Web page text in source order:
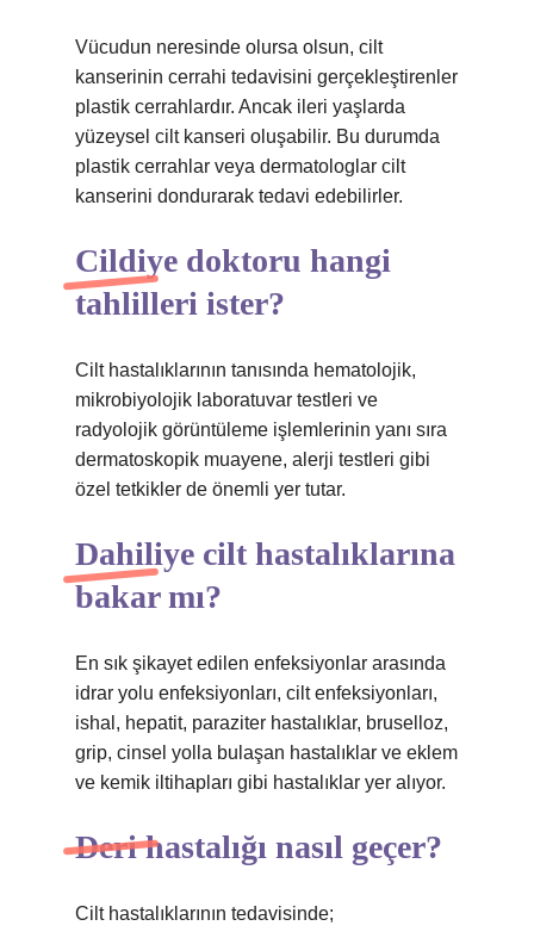
Vücudun neresinde olursa olsun, cilt
kanserinin cerrahi tedavisini gerçekleştirenler
plastik cerrahlardır. Ancak ileri yaşlarda
yüzeysel cilt kanseri oluşabilir. Bu durumda
plastik cerrahlar veya dermatologlar cilt
kanserini dondurarak tedavi edebilirler.
Cildiye doktoru hangi
tahlilleri ister?
Cilt hastalıklarının tanısında hematolojik,
mikrobiyolojik laboratuvar testleri ve
radyolojik görüntüleme işlemlerinin yanı sıra
dermatoskopik muayene, alerji testleri gibi
özel tetkikler de önemli yer tutar.
Dahiliye cilt hastalıklarına
bakar mı?
En sık şikayet edilen enfeksiyonlar arasında
idrar yolu enfeksiyonları, cilt enfeksiyonları,
ishal, hepatit, paraziter hastalıklar, bruselloz,
grip, cinsel yolla bulaşan hastalıklar ve eklem
ve kemik iltihapları gibi hastalıklar yer alıyor.
Deri hastalığı nasıl geçer?
Cilt hastalıklarının tedavisinde;